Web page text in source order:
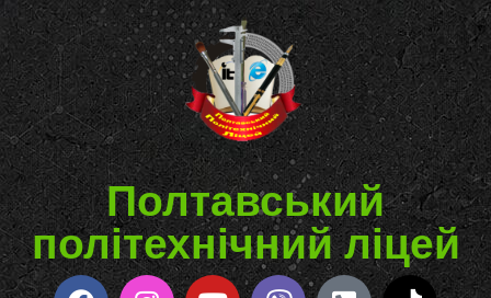
Полтавський
політехнічний ліцей